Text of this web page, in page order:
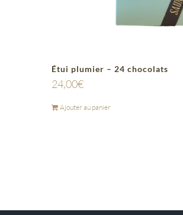
Étui plumier – 24 chocolats
24,00€
Ajouter au panier